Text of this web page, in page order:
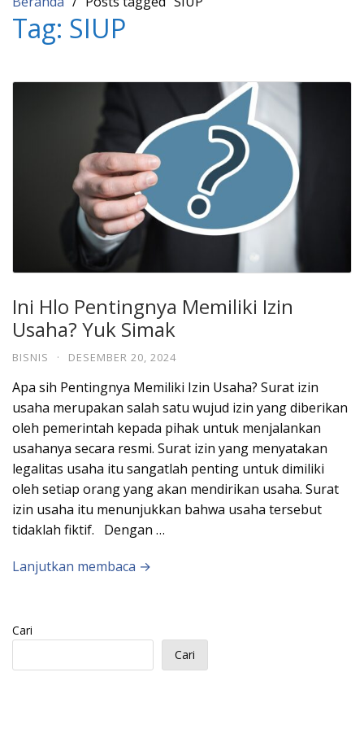
Tag: SIUP
Ini Hlo Pentingnya Memiliki Izin
Usaha? Yuk Simak
BISNIS · DESEMBER 20, 2024
Apa sih Pentingnya Memiliki Izin Usaha? Surat izin
usaha merupakan salah satu wujud izin yang diberikan
oleh pemerintah kepada pihak untuk menjalankan
usahanya secara resmi. Surat izin yang menyatakan
legalitas usaha itu sangatlah penting untuk dimiliki
oleh setiap orang yang akan mendirikan usaha. Surat
izin usaha itu menunjukkan bahwa usaha tersebut
tidaklah fiktif. Dengan …
Lanjutkan membaca →
Cari
Cari